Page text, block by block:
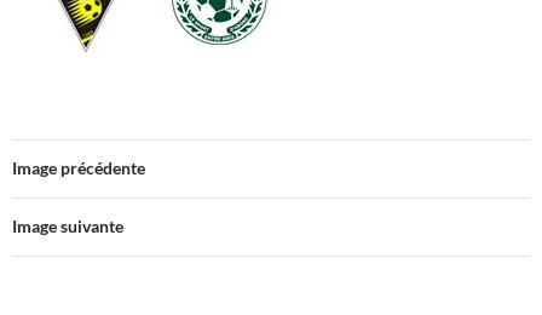
Image précédente
Image suivante